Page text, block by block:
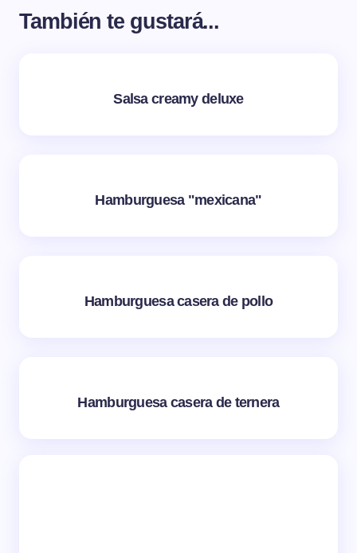
También te gustará...
Salsa creamy deluxe
Hamburguesa "mexicana"
Hamburguesa casera de pollo
Hamburguesa casera de ternera